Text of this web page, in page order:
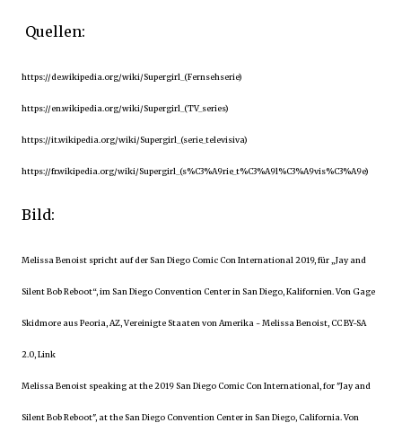
Quellen:
https://de.wikipedia.org/wiki/Supergirl_(Fernsehserie)
https://en.wikipedia.org/wiki/Supergirl_(TV_series)
https://it.wikipedia.org/wiki/Supergirl_(serie_televisiva)
https://fr.wikipedia.org/wiki/Supergirl_(s%C3%A9rie_t%C3%A9l%C3%A9vis%C3%A9e)
Bild:
Melissa Benoist spricht auf der San Diego Comic Con International 2019, für „Jay and
Silent Bob Reboot“, im San Diego Convention Center in San Diego, Kalifornien. Von Gage
Skidmore aus Peoria, AZ, Vereinigte Staaten von Amerika - Melissa Benoist, CC BY-SA
2.0, Link
Melissa Benoist speaking at the 2019 San Diego Comic Con International, for "Jay and
Silent Bob Reboot", at the San Diego Convention Center in San Diego, California. Von